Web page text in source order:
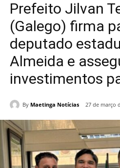
Prefeito Jilvan
(Galego) firma
deputado
Almeida e
investimentos
By Maetinga Notícias 27 de março